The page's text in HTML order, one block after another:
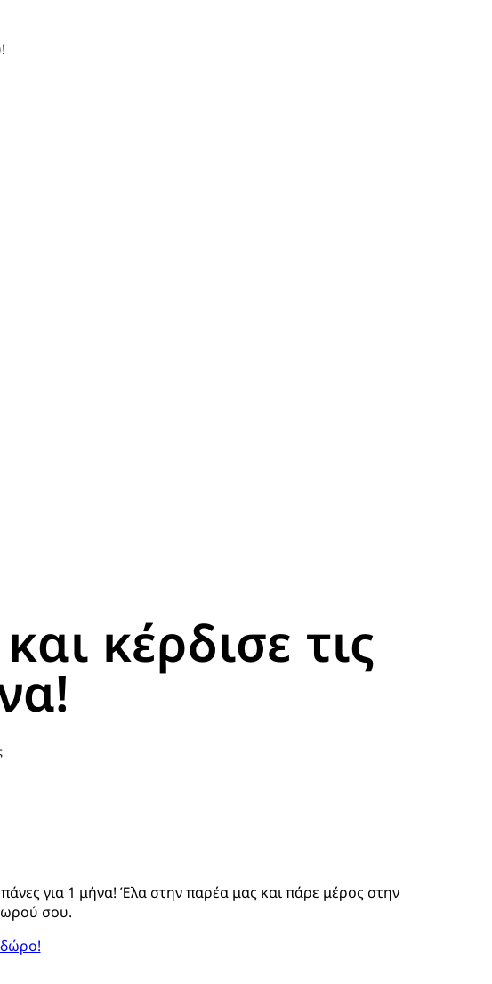
κέρδισε τις
για 1 μήνα! Έλα στην παρέα μας και πάρε μέρος στην
σου.
δώρο!